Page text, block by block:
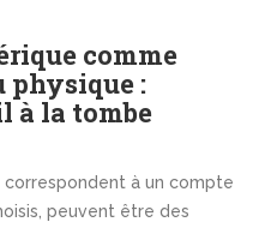
comme
physique :
à la tombe
correspondent à un compte
peuvent être des